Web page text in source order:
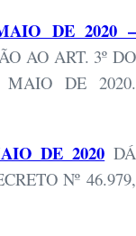
DE 2020 –
AO ART. 3º DO
MAIO DE 2020.
DE 2020 DÁ
Nº 46.979,